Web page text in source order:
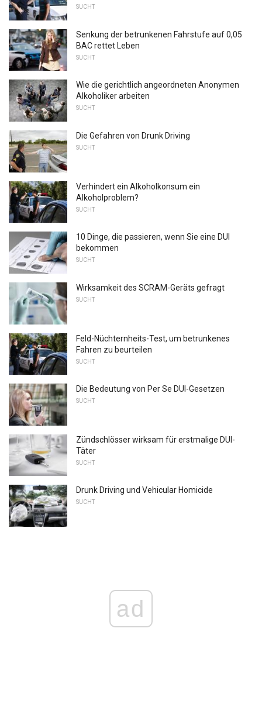
SUCHT
Senkung der betrunkenen Fahrstufe auf 0,05
BAC rettet Leben
SUCHT
Wie die gerichtlich angeordneten Anonymen
Alkoholiker arbeiten
SUCHT
Die Gefahren von Drunk Driving
SUCHT
Verhindert ein Alkoholkonsum ein
Alkoholproblem?
SUCHT
10 Dinge, die passieren, wenn Sie eine DUI
bekommen
SUCHT
Wirksamkeit des SCRAM-Geräts gefragt
SUCHT
Feld-Nüchternheits-Test, um betrunkenes
Fahren zu beurteilen
SUCHT
Die Bedeutung von Per Se DUI-Gesetzen
SUCHT
Zündschlösser wirksam für erstmalige DUI-
Täter
SUCHT
Drunk Driving und Vehicular Homicide
SUCHT
ad